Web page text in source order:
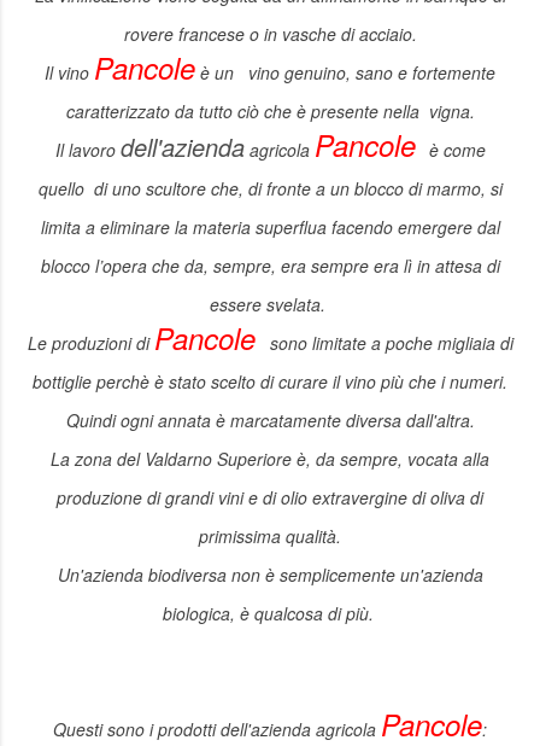
rovere francese o in vasche di acciaio.
Il vino Pancole è un vino genuino, sano e fortemente
caratterizzato da tutto ciò che è presente nella vigna.
Il lavoro dell'aziendaagricola Pancole è come
quello di uno scultore che, di fronte a un blocco di marmo, si
limita a eliminare la materia superflua facendo emergere dal
blocco l’opera che da, sempre, era sempre era lì in attesa di
essere svelata.
Le produzioni di Pancole
sono limitate a poche migliaia di
bottiglie perchè è stato scelto di curare il vino più che i numeri.
Quindiogni annata è marcatamente diversa dall'altra.
La zona del Valdarno Superiore è, da sempre, vocata alla
produzione di grandi vini e di olio extravergine di oliva di
primissima qualità.
Un'azienda biodiversa non è semplicemente un'azienda
biologica, è qualcosa di più.
Questi sono i prodotti dell'azienda agricola Pancole: